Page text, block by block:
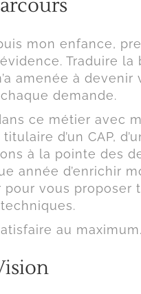
mon enfance,
Traduire la
amenée à devenir
demande.
ce métier avec
d’un CAP,
à la pointe des
année d’enrichir
pour vous proposer
au maximum.